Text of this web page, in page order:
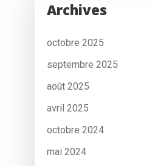
Archives
octobre 2025
septembre 2025
août 2025
avril 2025
octobre 2024
mai 2024